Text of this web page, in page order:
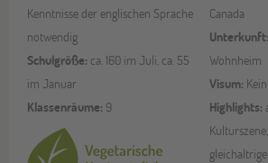
Kenntnisse der englischen Sprache
notwendig
Schulgröße: ca. 160 im Juli, ca. 55
im Januar
Klassenräume: 9
Canada
Unterkunft:
Wohnheim
Visum:
Highlights: